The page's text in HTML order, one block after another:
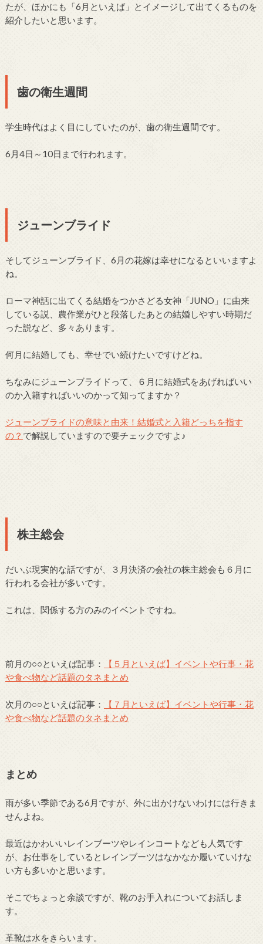
たが、ほかにも「6月といえば」とイメージして出てくるものを
紹介したいと思います。
歯の衛生週間
学生時代はよく目にしていたのが、歯の衛生週間です。
6月4日～10日まで行われます。
ジューンブライド
そしてジューンブライド、6月の花嫁は幸せになるといいますよ
ね。
ローマ神話に出てくる結婚をつかさどる女神「JUNO」に由来
している説、農作業がひと段落したあとの結婚しやすい時期だ
った説など、多々あります。
何月に結婚しても、幸せでい続けたいですけどね。
ちなみにジューンブライドって、６月に結婚式をあげればいい
のか入籍すればいいのかって知ってますか？
ジューンブライドの意味と由来！結婚式と入籍どっちを指す
の？ で解説していますので要チェックですよ♪
株主総会
だいぶ現実的な話ですが、３月決済の会社の株主総会も６月に
行われる会社が多いです。
これは、関係する方のみのイベントですね。
前月の○○といえば記事：
【５月といえば】イベントや行事・花
や食べ物など話題のタネまとめ
次月の○○といえば記事：
【７月といえば】イベントや行事・花
や食べ物など話題のタネまとめ
まとめ
雨が多い季節である6月ですが、外に出かけないわけには行きま
せんよね。
最近はかわいいレインブーツやレインコートなども人気です
が、お仕事をしているとレインブーツはなかなか履いていけな
い方も多いかと思います。
そこでちょっと余談ですが、靴のお手入れについてお話しま
す。
革靴は水をきらいます。